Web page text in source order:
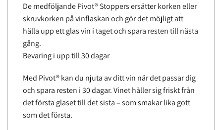
De medföljande Pivot® Stoppers ersätter korken eller
skruvkorken på vinflaskan och gör det möjligt att
hälla upp ett glas vin i taget och spara resten till nästa
gång.
Bevaring i upp till 30 dagar
Med Pivot® kan du njuta av ditt vin när det passar dig
och spara resten i 30 dagar. Vinet håller sig friskt från
det första glaset till det sista – som smakar lika gott
som det första.